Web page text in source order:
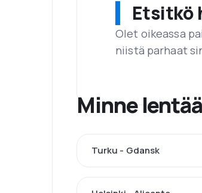
Etsitkö
Olet oikeassa
niistä parhaat
Minne
Turku - Gdansk